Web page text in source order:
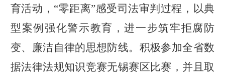
育活动， “零距离”感受司法审判过程，以典
型案例强化警示教育，进一步筑牢拒腐防
变、廉洁自律的思想防线。积极参加全省数
据法律法规知识竞赛无锡赛区比赛，并且取